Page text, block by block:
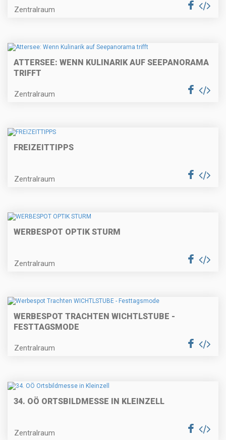
Zentralraum
ATTERSEE: WENN KULINARIK AUF SEEPANORAMA
TRIFFT
Zentralraum
FREIZEITTIPPS
Zentralraum
WERBESPOT OPTIK STURM
Zentralraum
WERBESPOT TRACHTEN WICHTLSTUBE -
FESTTAGSMODE
Zentralraum
34. OÖ ORTSBILDMESSE IN KLEINZELL
Zentralraum